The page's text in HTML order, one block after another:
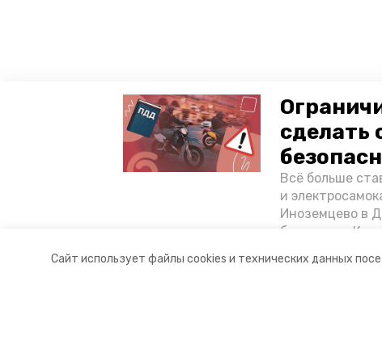
Сайт использует файлы cookies и технических данных
сделать
Всё больше
и
Иноземцево в
без шлема. Как
Разделы
О